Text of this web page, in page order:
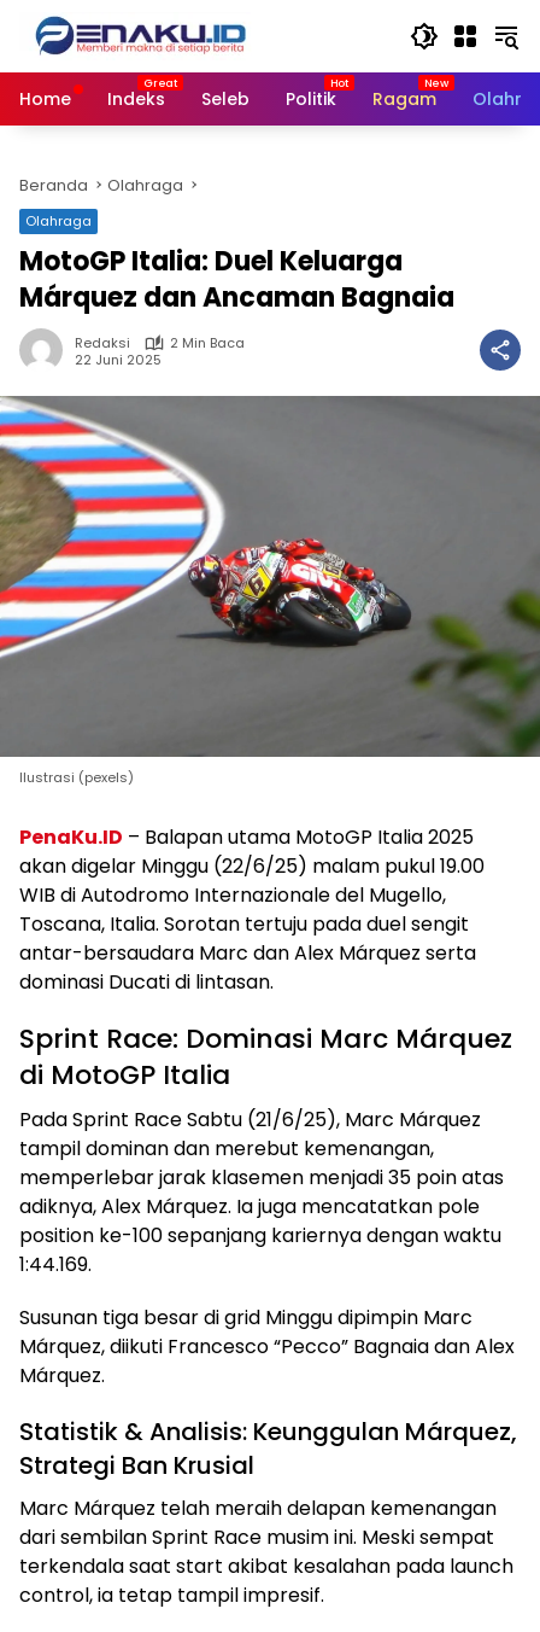
Langsung
konten
Home
Indeks Seleb Politik Ragam
Beranda Olahraga
Olahraga
MotoGP Italia: Duel Keluarga
Márquez dan Ancaman Bagnaia
Redaksi
2 Min Baca
22 Juni 2025
Ilustrasi (pexels)
PenaKu.ID – Balapan utama MotoGP Italia 2025
akan digelar Minggu (22/6/25) malam pukul 19.00
WIB di Autodromo Internazionale del Mugello,
Toscana, Italia. Sorotan tertuju pada duel sengit
antar-bersaudara Marc dan Alex Márquez serta
dominasi Ducati di lintasan.
Sprint Race: Dominasi Marc Márquez
di MotoGP Italia
Pada Sprint Race Sabtu (21/6/25), Marc Márquez
tampil dominan dan merebut kemenangan,
memperlebar jarak klasemen menjadi 35 poin atas
adiknya, Alex Márquez. Ia juga mencatatkan pole
position ke-100 sepanjang kariernya dengan waktu
1:44.169.
Susunan tiga besar di grid Minggu dipimpin Marc
Márquez, diikuti Francesco “Pecco” Bagnaia dan Alex
Márquez.
Statistik & Analisis: Keunggulan Márquez,
Strategi Ban Krusial
Marc Márquez telah meraih delapan kemenangan
dari sembilan Sprint Race musim ini. Meski sempat
terkendala saat start akibat kesalahan pada launch
control, ia tetap tampil impresif.